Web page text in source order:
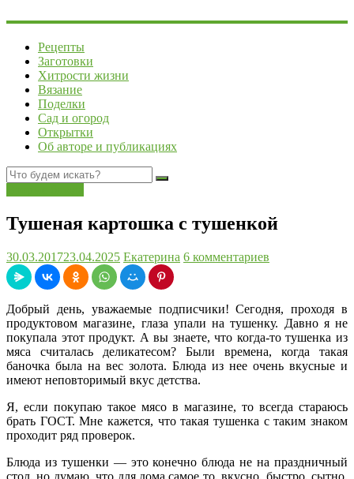
Рецепты
Заготовки
Хитрости жизни
Вязание
Поделки
Сад и огород
Открытки
Об авторе и публикациях
Тушеная картошка с тушенкой
30.03.201723.04.2025 Екатерина 6 комментариев
Добрый день, уважаемые подписчики! Сегодня, проходя в
продуктовом магазине, глаза упали на тушенку. Давно я не
покупала этот продукт. А вы знаете, что когда-то тушенка из
мяса считалась деликатесом? Были времена, когда такая
баночка была на вес золота. Блюда из нее очень вкусные и
имеют неповторимый вкус детства.
Я, если покупаю такое мясо в магазине, то всегда стараюсь
брать ГОСТ. Мне кажется, что такая тушенка с таким знаком
проходит ряд проверок.
Блюда из тушенки — это конечно блюда не на праздничный
стол, но думаю, что для дома самое то, вкусно, быстро, сытно,